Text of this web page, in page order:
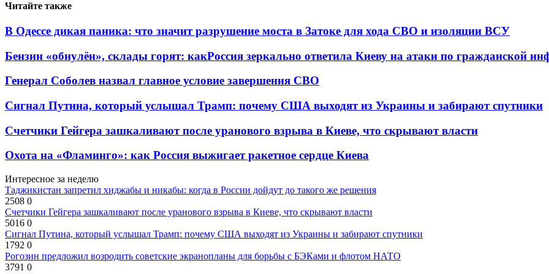
Читайте также
В Одессе дикая паника: что значит разрушение моста в Затоке для хода СВО и изоляции ВСУ
Бензин «обнулён», склады горят: какРоссия зеркально ответила Киеву на атаки по гражданской
Генерал Соболев назвал главное условие завершения СВО
Сигнал Путина, который услышал Трамп: почему США выходят из Украины и забирают спутники
Счетчики Гейгера зашкаливают после уранового взрыва в Киеве, что скрывают власти
Охота на «Фламинго»: как Россия выжигает ракетное сердце Киева
Интересное за неделю
Таджикистан запретил хиджабы и никабы: когда в России дойдут до такого же решения
2508 0
Счетчики Гейгера зашкаливают после уранового взрыва в Киеве, что скрывают власти
5016 0
Сигнал Путина, который услышал Трамп: почему США выходят из Украины и забирают спутники
1792 0
Рогозин предложил возродить советские экранопланы для борьбы с БЭКами и флотом НАТО
3791 0